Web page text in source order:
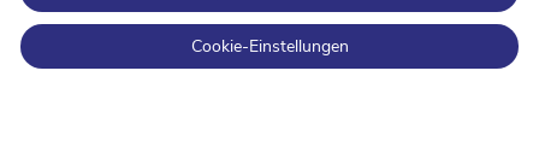
Cookie-Einstellungen
Open Data